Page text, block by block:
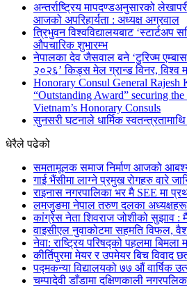
अन्तर्राष्ट्रिय मापदण्डअनुसारको
आजको अपरिहार्यता : अध्यक्ष अग्रवाल
त्रिभुवन विश्वविद्यालयबाट ‘स्टार्टअप
औपचारिक शुभारम्भ
नेपालका देव जैसवाल बने ‘टुरिज्म
२०२६’ किड्स मेल ग्रान्ड विनर, विश्व
Honorary Consul General Rajesh
“Outstanding Award” securing
Vietnam’s Honorary Consuls
सुनसरी घटनाले धार्मिक स्वतन्त्रतामाथि
धेरैले पढेको
समतामूलक समाज निर्माण आजको
गाई भैंसीमा लाग्ने प्रमुख रोगहरु वारे
राइनास नगरपालिका भर मै SEE मा
लमजुङमा नेपाल तरुण दलका
कांग्रेस नेता शिवराज जोशीको सुझाव
वाइसीएल नुवाकोटमा सहमति विफल,
नेवा: राष्ट्रिय परिषद्को पहलमा बिमला
कीर्तिपुरमा मेयर र उपमेयर बिच विवाद
पद्मकन्या विद्यालयको ७७ औं ‌‌वार्षिक
चम्पादेवी डाँडामा दक्षिणकाली